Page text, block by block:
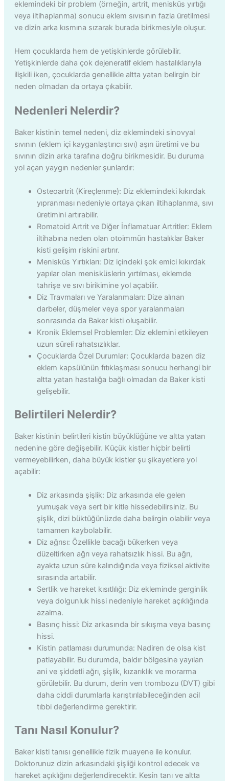
eklemindeki bir problem (örneğin, artrit, menisküs yırtığı
veya iltihaplanma) sonucu eklem sıvısının fazla üretilmesi
ve dizin arka kısmına sızarak burada birikmesiyle oluşur.
Hem çocuklarda hem de yetişkinlerde görülebilir.
Yetişkinlerde daha çok dejeneratif eklem hastalıklarıyla
ilişkili iken, çocuklarda genellikle altta yatan belirgin bir
neden olmadan da ortaya çıkabilir.
Nedenleri Nelerdir?
Baker kistinin temel nedeni, diz eklemindeki sinovyal
sıvının (eklem içi kayganlaştırıcı sıvı) aşırı üretimi ve bu
sıvının dizin arka tarafına doğru birikmesidir. Bu duruma
yol açan yaygın nedenler şunlardır:
Osteoartrit (Kireçlenme): Diz eklemindeki kıkırdak
yıpranması nedeniyle ortaya çıkan iltihaplanma, sıvı
üretimini artırabilir.
Romatoid Artrit ve Diğer İnflamatuar Artritler: Eklem
iltihabına neden olan otoimmün hastalıklar Baker
kisti gelişim riskini artırır.
Menisküs Yırtıkları: Diz içindeki şok emici kıkırdak
yapılar olan menisküslerin yırtılması, eklemde
tahrişe ve sıvı birikimine yol açabilir.
Diz Travmaları ve Yaralanmaları: Dize alınan
darbeler, düşmeler veya spor yaralanmaları
sonrasında da Baker kisti oluşabilir.
Kronik Eklemsel Problemler: Diz eklemini etkileyen
uzun süreli rahatsızlıklar.
Çocuklarda Özel Durumlar: Çocuklarda bazen diz
eklem kapsülünün fıtıklaşması sonucu herhangi bir
altta yatan hastalığa bağlı olmadan da Baker kisti
gelişebilir.
Belirtileri Nelerdir?
Baker kistinin belirtileri kistin büyüklüğüne ve altta yatan
nedenine göre değişebilir. Küçük kistler hiçbir belirti
vermeyebilirken, daha büyük kistler şu şikayetlere yol
açabilir:
Diz arkasında şişlik: Diz arkasında ele gelen
yumuşak veya sert bir kitle hissedebilirsiniz. Bu
şişlik, dizi büktüğünüzde daha belirgin olabilir veya
tamamen kaybolabilir.
Diz ağrısı: Özellikle bacağı bükerken veya
düzeltirken ağrı veya rahatsızlık hissi. Bu ağrı,
ayakta uzun süre kalındığında veya fiziksel aktivite
sırasında artabilir.
Sertlik ve hareket kısıtlılığı: Diz ekleminde gerginlik
veya dolgunluk hissi nedeniyle hareket açıklığında
azalma.
Basınç hissi: Diz arkasında bir sıkışma veya basınç
hissi.
Kistin patlaması durumunda: Nadiren de olsa kist
patlayabilir. Bu durumda, baldır bölgesine yayılan
ani ve şiddetli ağrı, şişlik, kızarıklık ve morarma
görülebilir. Bu durum, derin ven trombozu (DVT) gibi
daha ciddi durumlarla karıştırılabileceğinden acil
tıbbi değerlendirme gerektirir.
Tanı Nasıl Konulur?
Baker kisti tanısı genellikle fizik muayene ile konulur.
Doktorunuz dizin arkasındaki şişliği kontrol edecek ve
hareket açıklığını değerlendirecektir. Kesin tanı ve altta